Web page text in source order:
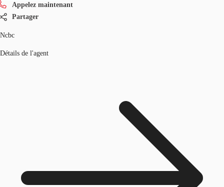
Appelez maintenant
Partager
Ncbc
Détails de l'agent